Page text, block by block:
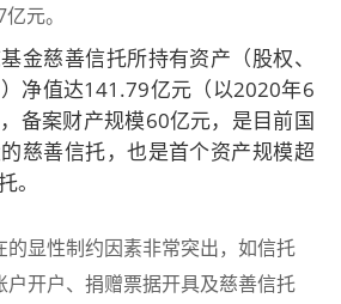
元。
金慈善信托所持有资产（股权、
净值达141.79亿元（以2020年6
备案财产规模60亿元，是目前国
慈善信托，也是首个资产规模超
。
的显性制约因素非常突出，如信托
户开户、捐赠票据开具及慈善信托